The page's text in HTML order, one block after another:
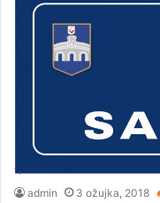
admin 3 ožujka, 2018